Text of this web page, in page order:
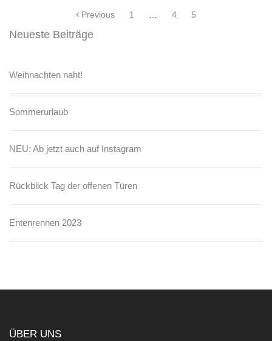
Beitragsnavigation
Previous 1 … 4 5
Neueste Beiträge
Weihnachten naht!
Sommerurlaub
NEU: Ab jetzt auch auf Instagram
Rückblick Tag der offenen Türen
Entenrennen 2023
ÜBER UNS